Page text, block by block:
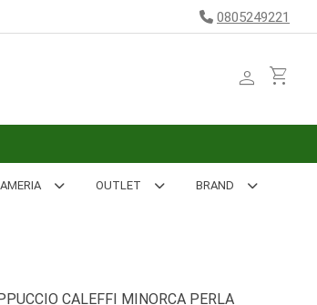
0805249221
person shopping_cart
OUTLET BRAND
CALEFFI MINORCA PERLA